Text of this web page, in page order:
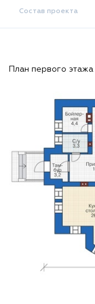
Состав проекта
План первого этажа